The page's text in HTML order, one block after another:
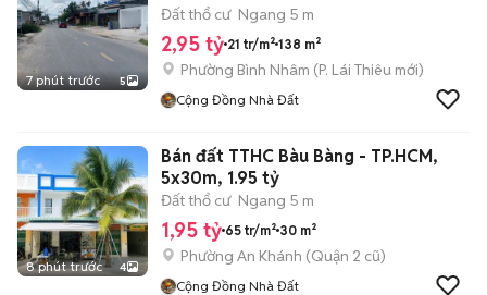
7 phút trước 5
Đất thổ cư Ngang 5 m
2,95 tỷ 21 tr/m² 138 m²
Phường Bình Nhâm (P. Lái Thiêu mới)
Cộng Đồng Nhà Đất
8 phút trước 4
Bán đất TTHC Bàu Bàng - TP.HCM,
5x30m, 1.95 tỷ
Đất thổ cư Ngang 5 m
1,95 tỷ 65 tr/m² 30 m²
Phường An Khánh (Quận 2 cũ)
Cộng Đồng Nhà Đất